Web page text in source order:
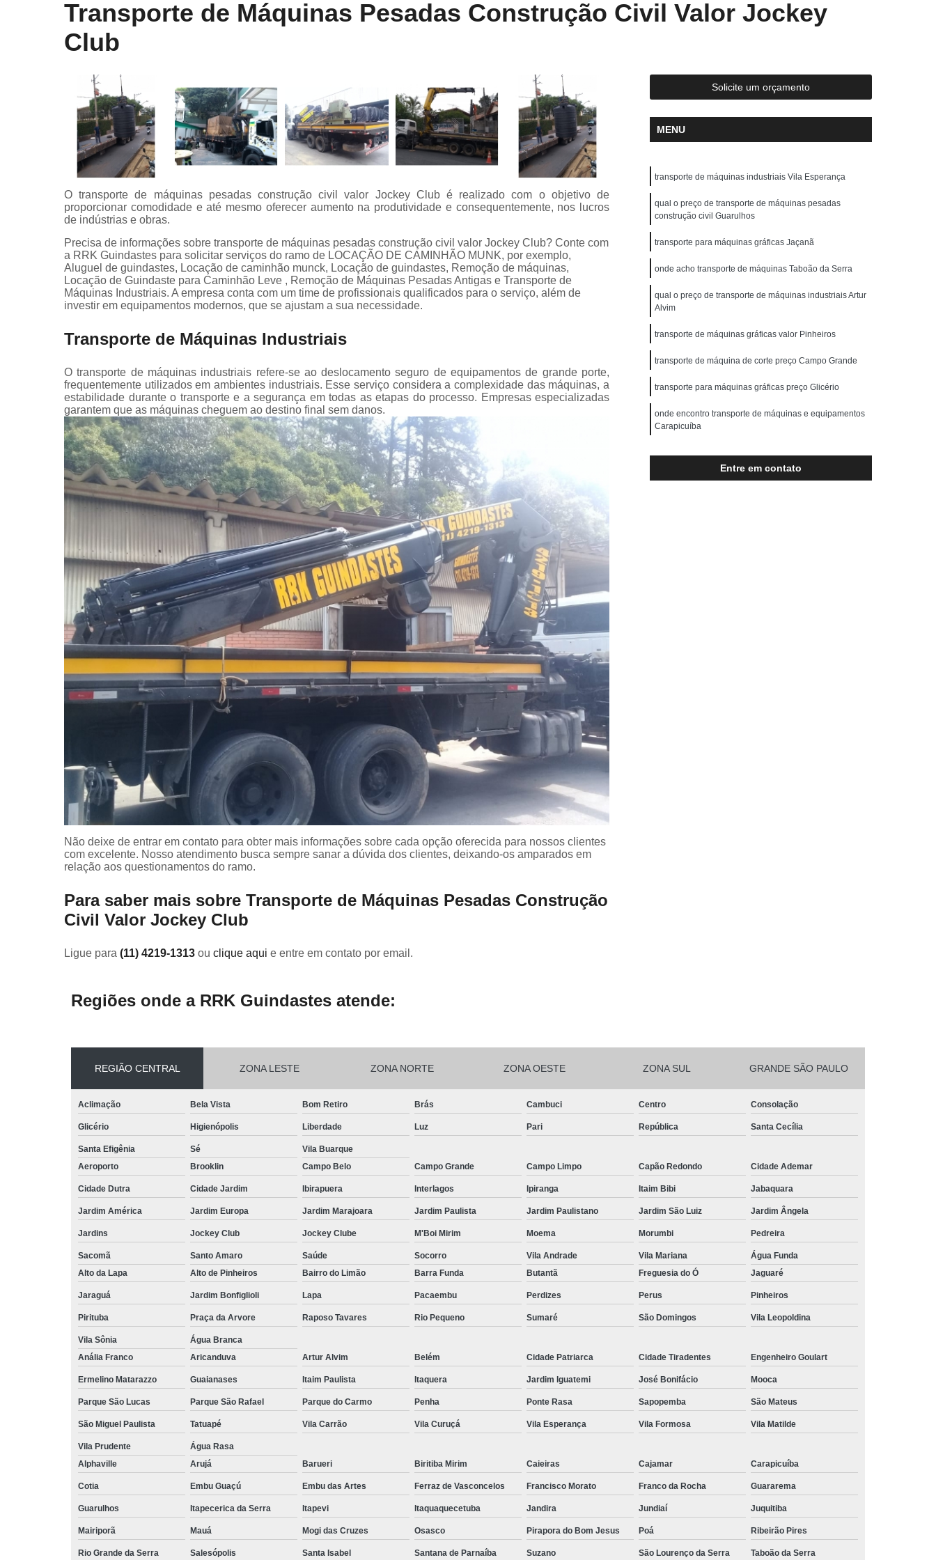
Locação de Munck
Locação de Guindaste
Locação de Guindaste com Operador
Locação de Guindaste para Empilhadeira
Locação de Guindastes e Muncks
Locação de Guindastes para Montagem de Galpão
Remoção de Máquina de Corte
Remoção de Máquinas e Equipamentos
Remoção de Máquinas Industriais
Remoção de Máquinas Pesadas
Remoção de Máquinas Pesadas Antigas
Remoção de Máquinas Pesadas Construção Civil
Remoções de Máquinas Pesadas
Transporte e Remoção de Máquinas
Transporte de Máquina de Corte
Transporte de Máquinas
Transporte de Máquinas Dobradeiras
Transporte de Máquinas e Equipamentos
Transporte de Máquinas Gráficas
Transporte de Máquinas Pesadas
Transporte de Máquinas Pesadas Construção Civil
Transporte para Máquinas
Transporte para Máquinas Gráficas
Transporte de Máquinas Pesadas Construção Civil Valor Jockey
Club
O transporte de máquinas pesadas construção civil valor Jockey Club é realizado com o objetivo de
proporcionar comodidade e até mesmo oferecer aumento na produtividade e consequentemente, nos lucros
de indústrias e obras.
Precisa de informações sobre transporte de máquinas pesadas construção civil valor Jockey Club? Conte com
a RRK Guindastes para solicitar serviços do ramo de LOCAÇÃO DE CAMINHÃO MUNK, por exemplo,
Aluguel de guindastes, Locação de caminhão munck, Locação de guindastes, Remoção de máquinas,
Locação de Guindaste para Caminhão Leve , Remoção de Máquinas Pesadas Antigas e Transporte de
Máquinas Industriais. A empresa conta com um time de profissionais qualificados para o serviço, além de
investir em equipamentos modernos, que se ajustam a sua necessidade.
Transporte de Máquinas Industriais
O transporte de máquinas industriais refere-se ao deslocamento seguro de equipamentos de grande porte,
frequentemente utilizados em ambientes industriais. Esse serviço considera a complexidade das máquinas, a
estabilidade durante o transporte e a segurança em todas as etapas do processo. Empresas especializadas
garantem que as máquinas cheguem ao destino final sem danos.
Não deixe de entrar em contato para obter mais informações sobre cada opção oferecida para nossos clientes
com excelente. Nosso atendimento busca sempre sanar a dúvida dos clientes, deixando-os amparados em
relação aos questionamentos do ramo.
Para saber mais sobre Transporte de Máquinas Pesadas Construção
Civil Valor Jockey Club
Ligue para (11) 4219-1313 ou clique aqui e entre em contato por email.
Solicite um orçamento
MENU
transporte de máquinas industriais Vila Esperança
qual o preço de transporte de máquinas pesadas
construção civil Guarulhos
transporte para máquinas gráficas Jaçanã
onde acho transporte de máquinas Taboão da Serra
qual o preço de transporte de máquinas industriais Artur
Alvim
transporte de máquinas gráficas valor Pinheiros
transporte de máquina de corte preço Campo Grande
transporte para máquinas gráficas preço Glicério
onde encontro transporte de máquinas e equipamentos
Carapicuíba
Entre em contato
Regiões onde a RRK Guindastes atende:
REGIÃO CENTRAL ZONA LESTE ZONA NORTE ZONA OESTE ZONA SUL GRANDE SÃO PAULO
Aclimação Bela Vista Bom Retiro Brás Cambuci Centro Consolação
Glicério Higienópolis Liberdade Luz Pari República Santa Cecília
Santa Efigênia Sé
Vila Buarque
Aeroporto
Brooklin Campo Belo Campo Grande Campo Limpo Capão Redondo Cidade Ademar
Cidade Dutra Cidade Jardim Ibirapuera Interlagos Ipiranga Itaim Bibi Jabaquara
Jardim América Jardim Europa Jardim Marajoara Jardim Paulista Jardim Paulistano Jardim São Luiz Jardim Ângela
Jardins Jockey Club Jockey Clube M'Boi Mirim Moema Morumbi Pedreira
Sacomã Santo Amaro Saúde Socorro Vila Andrade Vila Mariana
Água Funda
Alto da Lapa
Alto de Pinheiros Bairro do Limão Barra Funda Butantã Freguesia do Ó Jaguaré
Jaraguá Jardim Bonfiglioli Lapa Pacaembu Perdizes Perus Pinheiros
Pirituba Praça da Arvore Raposo Tavares Rio Pequeno Sumaré São Domingos Vila Leopoldina
Vila Sônia
Água Branca
Anália Franco
Aricanduva Artur Alvim Belém Cidade Patriarca Cidade Tiradentes Engenheiro Goulart
Ermelino Matarazzo Guaianases Itaim Paulista Itaquera Jardim Iguatemi José Bonifácio Mooca
Parque São Lucas Parque São Rafael Parque do Carmo Penha Ponte Rasa Sapopemba São Mateus
São Miguel Paulista Tatuapé Vila Carrão Vila Curuçá Vila Esperança Vila Formosa Vila Matilde
Vila Prudente
Água Rasa
Alphaville
Arujá Barueri Biritiba Mirim Caieiras Cajamar Carapicuíba
Cotia Embu Guaçú Embu das Artes Ferraz de Vasconcelos Francisco Morato Franco da Rocha Guararema
Guarulhos Itapecerica da Serra Itapevi Itaquaquecetuba Jandira Jundiaí Juquitiba
Mairiporã Mauá Mogi das Cruzes Osasco Pirapora do Bom Jesus Poá Ribeirão Pires
Rio Grande da Serra Salesópolis Santa Isabel Santana de Parnaíba Suzano São Lourenço da Serra Taboão da Serra